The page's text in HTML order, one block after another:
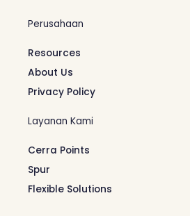
Perusahaan
Resources
About Us
Privacy Policy
Layanan Kami
Cerra Points
Spur
Flexible Solutions